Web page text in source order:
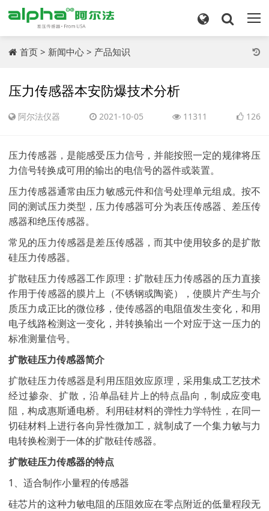
首页 > 新闻中心 > 产品知识
压力传感器本安防爆技术分析
阿尔法仪器 2021-10-05 11311 126
压力传感器，是能感受压力信号，并能按照一定的规律将压
力信号转换成可用的输出的电信号的器件或装置。
压力传感器通常由压力敏感元件和信号处理单元组成。按不
同的测试压力类型，压力传感器可分为表压传感器、差压传
感器和绝压传感器。
常见的压力传感器是差压传感器，而其中使用较多的是扩散
硅压力传感器。
扩散硅压力传感器工作原理：扩散硅压力传感器的压力直接
作用于传感器的膜片上（不锈钢或陶瓷），使膜片产生与介
质压力成正比的微位移，使传感器的电阻值发生变化，和用
电子线路检测这一变化，并转换输出一个对应于这一压力的
标准测量信号。
扩散硅压力传感器简介
扩散硅压力传感器是利用压阻效应原理，采用集成工艺技术
经过掺杂、扩散，沿单晶硅片上的特点晶向，制成应变电
阻，构成惠斯通电桥。利用硅材料的弹性力学特性，在同一
切硅材料上进行各向异性微加工，就制成了一个集力敏与力
电转换检测于一体的扩散硅传感器。
扩散硅压力传感器的特点
1、适合制作小量程的传感器
硅芯片的这种力敏电阻的压阻效应在零点附近的低量程段无